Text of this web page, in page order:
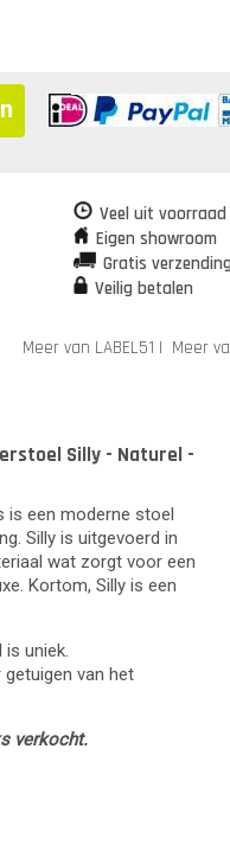
Veel uit
Eigen showroom
Gratis
Veilig betalen
Meer van LABEL51 | Meer
Silly - Naturel -
is een moderne stoel
Silly is uitgevoerd in
wat zorgt voor een
Kortom, Silly is een
is uniek.
getuigen van het
verkocht.